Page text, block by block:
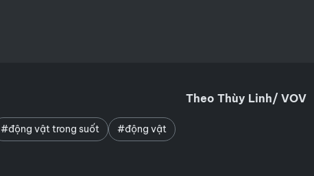
Theo Thùy Linh/ VOV
#động vật trong suốt #động vật